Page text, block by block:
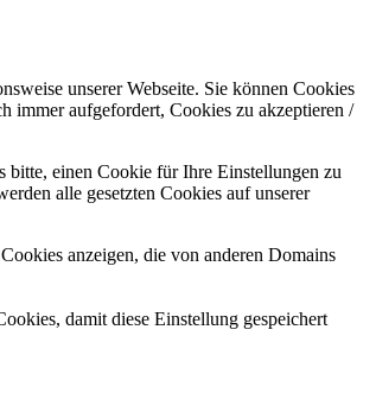
unserer Webseite. Sie können Cookies
immer aufgefordert, Cookies zu akzeptieren /
bitte, einen Cookie für Ihre Einstellungen zu
alle gesetzten Cookies auf unserer
anzeigen, die von anderen Domains
damit diese Einstellung gespeichert